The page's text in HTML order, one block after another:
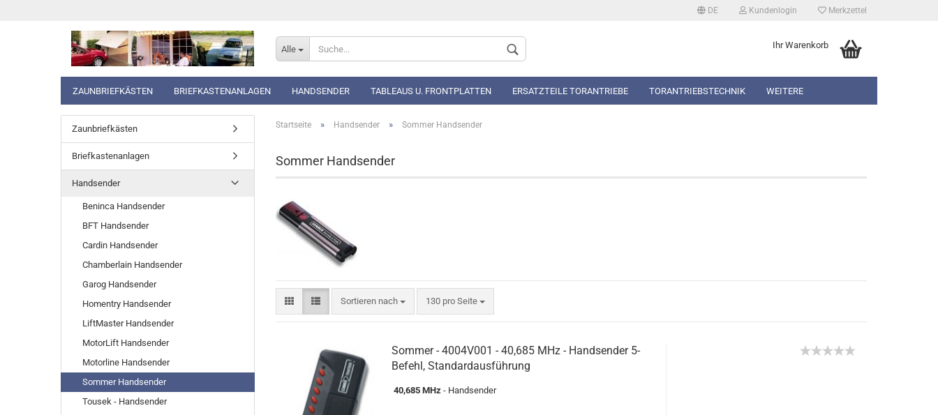
DE Kundenlogin Merkzettel
Alle Ihr Warenkorb
ZAUNBRIEFKÄSTEN BRIEFKASTENANLAGEN HANDSENDER TABLEAUS U. FRONTPLATTEN ERSATZTEILE TORANTRIEBE TORANTRIEBSTECHNIK WEITERE
Startseite » Handsender » Sommer Handsender
Sommer Handsender
Sortieren nach 130 pro Seite
Sommer - 4004V001 - 40,685 MHz - Handsender 5-
Befehl, Standardausführung
40,685 MHz- Handsender
Zaunbriefkästen
Briefkastenanlagen
Handsender
Beninca Handsender
BFT Handsender
Cardin Handsender
Chamberlain Handsender
Garog Handsender
Homentry Handsender
LiftMaster Handsender
MotorLift Handsender
Motorline Handsender
Sommer Handsender
Tousek - Handsender